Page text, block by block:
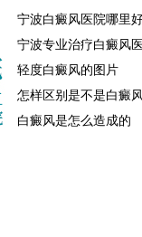
宁波白癜风医院哪里
宁波专业治疗白癜风
轻度白癜风的图片
怎样区别是不是白癜
白癜风是怎么造成的